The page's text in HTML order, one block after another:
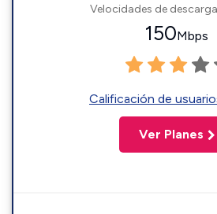
Velocidades de
150Mbps
Calificación de
Ver Planes